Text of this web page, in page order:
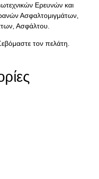
Ερευνών και
Ασφαλτομιγμάτων,
Ασφάλτου.
τον πελάτη.